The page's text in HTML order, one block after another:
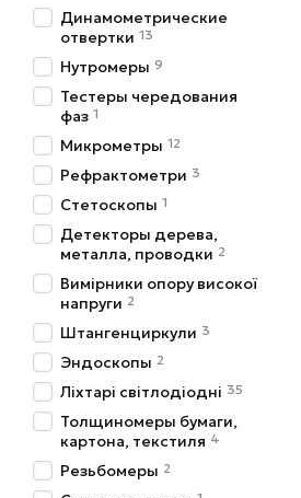
Динамометрические
отвертки 13
Нутромеры 9
Тестеры чередования
фаз 1
Микрометры 12
Рефрактометри 3
Стетоскопы 1
Детекторы дерева,
металла, проводки 2
Вимірники опору високої
напруги 2
Штангенциркули 3
Эндоскопы 2
Ліхтарі світлодіодні 35
Толщиномеры бумаги,
картона, текстиля 4
Резьбомеры 2